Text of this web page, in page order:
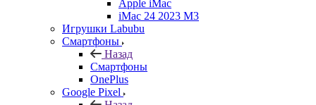
Apple iMac
iMac 24 2023 M3
Игрушки Labubu
Смартфоны
Назад
Смартфоны
OnePlus
Google Pixel